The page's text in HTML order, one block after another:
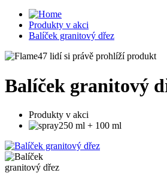
Produkty v akci
Balíček granitový dřez
47 lidí si právě prohlíží produkt
Balíček granitový
Produkty v akci
250 ml + 100 ml